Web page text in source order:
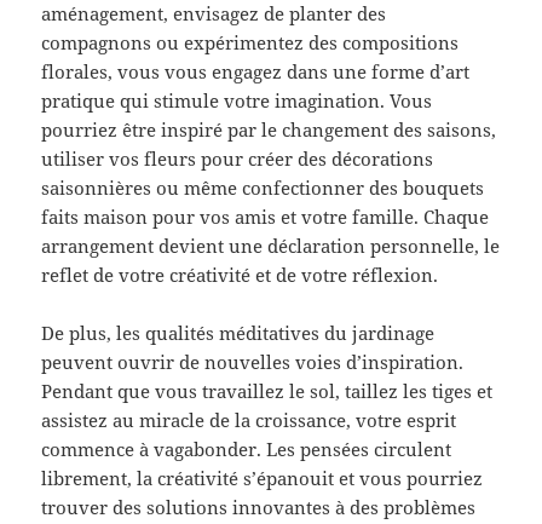
aménagement, envisagez de planter des
compagnons ou expérimentez des compositions
florales, vous vous engagez dans une forme d’art
pratique qui stimule votre imagination. Vous
pourriez être inspiré par le changement des saisons,
utiliser vos fleurs pour créer des décorations
saisonnières ou même confectionner des bouquets
faits maison pour vos amis et votre famille. Chaque
arrangement devient une déclaration personnelle, le
reflet de votre créativité et de votre réflexion.
De plus, les qualités méditatives du jardinage
peuvent ouvrir de nouvelles voies d’inspiration.
Pendant que vous travaillez le sol, taillez les tiges et
assistez au miracle de la croissance, votre esprit
commence à vagabonder. Les pensées circulent
librement, la créativité s’épanouit et vous pourriez
trouver des solutions innovantes à des problèmes